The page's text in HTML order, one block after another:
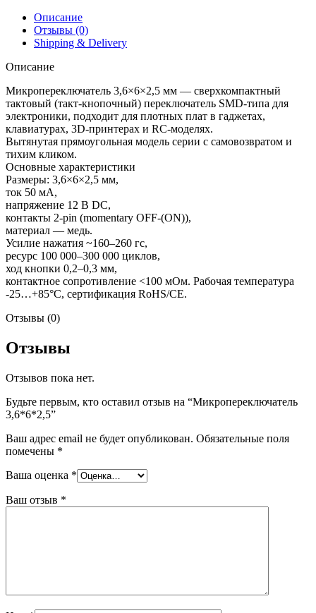
Описание
Отзывы (0)
Shipping & Delivery
Описание
Микропереключатель 3,6×6×2,5 мм — сверхкомпактный
тактовый (такт-кнопочный) переключатель SMD-типа для
электроники, подходит для плотных плат в гаджетах,
клавиатурах, 3D-принтерах и RC-моделях.
Вытянутая прямоугольная модель серии с самовозвратом и
тихим кликом.
Основные характеристики
Размеры: 3,6×6×2,5 мм,
ток 50 мА,
напряжение 12 В DC,
контакты 2-pin (momentary OFF-(ON)),
материал — медь.
Усилие нажатия ~160–260 гс,
ресурс 100 000–300 000 циклов,
ход кнопки 0,2–0,3 мм,
контактное сопротивление <100 мОм. Рабочая температура
-25…+85°C, сертификация RoHS/CE.
Отзывы (0)
Отзывы
Отзывов пока нет.
Будьте первым, кто оставил отзыв на “Микропереключатель
3,6*6*2,5”
Ваш адрес email не будет опубликован. Обязательные поля
помечены *
Ваша оценка *
Ваш отзыв *